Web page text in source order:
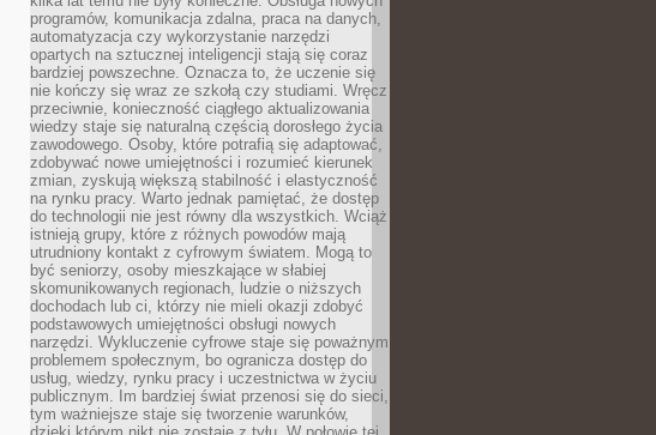
programów, komunikacja zdalna, praca na danych,
automatyzacja czy wykorzystanie narzędzi
opartych na sztucznej inteligencji stają się coraz
bardziej powszechne. Oznacza to, że uczenie się
nie kończy się wraz ze szkołą czy studiami. Wręcz
przeciwnie, konieczność ciągłego aktualizowania
wiedzy staje się naturalną częścią dorosłego życia
zawodowego. Osoby, które potrafią się adaptować,
zdobywać nowe umiejętności i rozumieć kierunek
zmian, zyskują większą stabilność i elastyczność
na rynku pracy. Warto jednak pamiętać, że dostęp
do technologii nie jest równy dla wszystkich. Wciąż
istnieją grupy, które z różnych powodów mają
utrudniony kontakt z cyfrowym światem. Mogą to
być seniorzy, osoby mieszkające w słabiej
skomunikowanych regionach, ludzie o niższych
dochodach lub ci, którzy nie mieli okazji zdobyć
podstawowych umiejętności obsługi nowych
narzędzi. Wykluczenie cyfrowe staje się poważnym
problemem społecznym, bo ogranicza dostęp do
usług, wiedzy, rynku pracy i uczestnictwa w życiu
publicznym. Im bardziej świat przenosi się do sieci,
tym ważniejsze staje się tworzenie warunków,